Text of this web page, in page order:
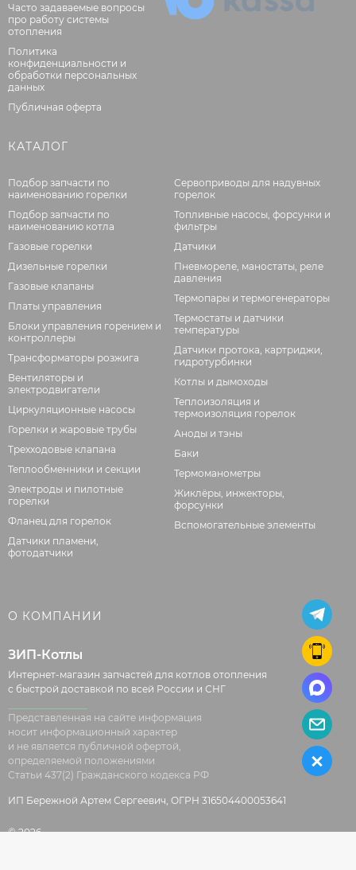
Часто задаваемые вопросы
про работу системы
отопления
Политика
конфиденциальности и
обработки персональных
данных
Публичная оферта
КАТАЛОГ
Подбор запчасти по
наименованию горелки
Подбор запчасти по
наименованию котла
Газовые горелки
Дизельные горелки
Газовые клапаны
Платы управления
Блоки управления горением и
контроллеры
Трансформаторы розжига
Вентиляторы и
электродвигатели
Циркуляционные насосы
Горелки и жаровые трубы
Трехходовые клапана
Теплообменники и секции
Электроды и пилотные
горелки
Фланец для горелок
Датчики пламени,
фотодатчики
Сервоприводы для надувных
горелок
Топливные насосы, форсунки и
фильтры
Датчики
Пневмореле, маностаты, реле
давления
Термопары и термогенераторы
Термостаты и датчики
температуры
Датчики протока, картриджи,
гидротурбинки
Котлы и дымоходы
Теплоизоляция и
термоизоляция горелок
Аноды и тэны
Баки
Термоманометры
Жиклёры, инжекторы,
форсунки
Вспомогательные элементы
О КОМПАНИИ
ЗИП-Котлы
Интернет-магазин запчастей для котлов отопления
с быстрой доставкой по всей России и СНГ
Представленная на сайте информация
носит информационный характер
и не является публичной офертой,
определяемой положениями
Статьи 437(2) Гражданского кодекса РФ
ИП Бережной Артем Сергеевич, ОГРН 316504400053641
© 2026